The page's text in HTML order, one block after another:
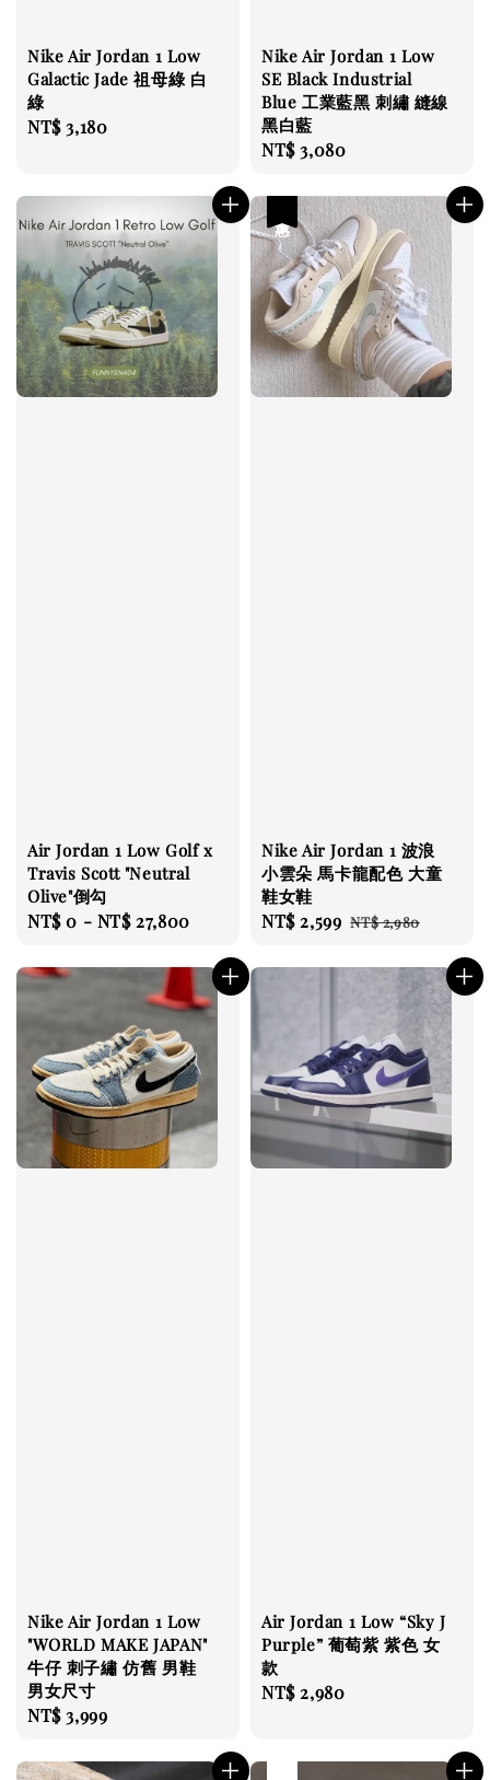
Nike Air Jordan 1 Low
Galactic Jade 祖母綠 白
綠
Regular
NT$ 3,180
Nike Air Jordan 1 Low
SE Black Industrial
Blue 工業藍黑 刺繡 縫線
黑白藍
Regular
NT$ 3,080
Air Jordan 1 Low Golf x
Travis Scott "Neutral
Olive"倒勾
Regular
NT$ 0 - NT$ 27,800
Nike Air Jordan 1 波浪
小雲朵 馬卡龍配色 大童
鞋女鞋
Sale
NT$ 2,599 Regular
NT$ 2,980
Nike Air Jordan 1 Low
"WORLD MAKE JAPAN"
牛仔 刺子繡 仿舊 男鞋
男女尺寸
Regular
NT$ 3,999
Air Jordan 1 Low “Sky J
Purple” 葡萄紫 紫色 女
款
Regular
NT$ 2,980